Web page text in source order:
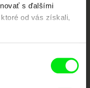
s ďalšími
od vás získali,
DOK Leipzig